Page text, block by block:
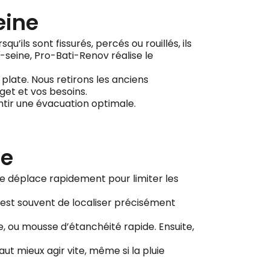
sont fissurés, percés ou rouillés, ils
Pro-Bati-Renov réalise le
Nous retirons les anciens
et vos besoins.
une évacuation optimale.
déplace rapidement pour limiter les
est souvent de localiser précisément
mousse d’étanchéité rapide. Ensuite,
mieux agir vite, même si la pluie